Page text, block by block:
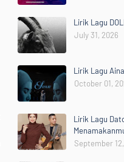
Lirik Lagu
July 31, 2026
Lirik Lagu
October 01,
Lirik Lagu
September